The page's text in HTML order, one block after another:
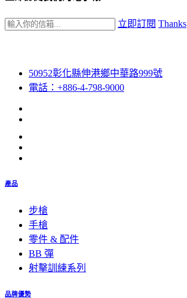
立即訂閱 Thanks
50952彰化縣伸港鄉中華路999號
電話：+886-4-798-9000
產品
步槍
手槍
零件 & 配件
BB 彈
射擊訓練系列
品牌優勢